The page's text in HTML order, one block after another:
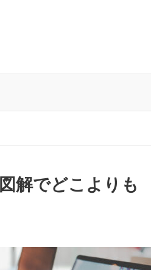
解でどこよりも